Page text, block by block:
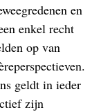
en
enkel recht
op van
geldt in ieder
zijn